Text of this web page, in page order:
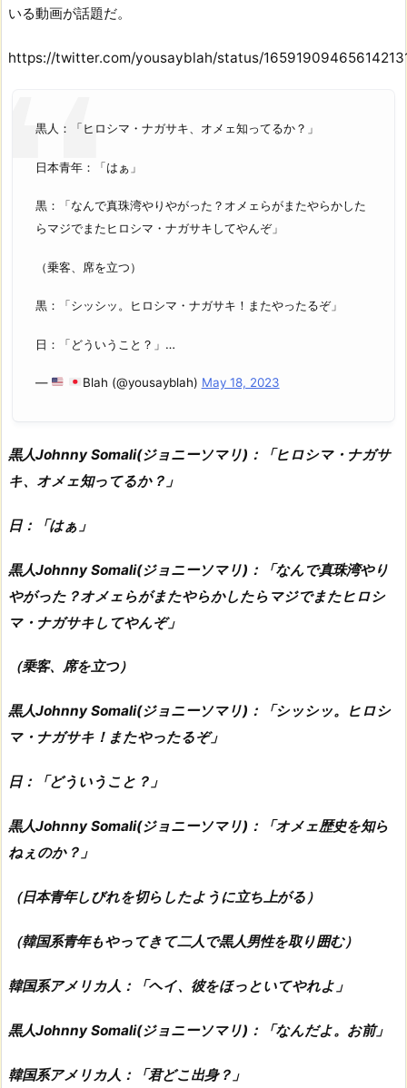
いる動画が話題だ。
https://twitter.com/yousayblah/status/
黒人：「ヒロシマ・ナガサキ、オメェ知ってるか？」
日本青年：「はぁ」
黒：「なんで真珠湾やりやがった？オメェらがまたやらかした
らマジでまたヒロシマ・ナガサキしてやんぞ」
（乗客、席を立つ）
黒：「シッシッ。ヒロシマ・ナガサキ！またやったるぞ」
日：「どういうこと？」…
— Blah (@yousayblah) May 18, 2023
黒人Johnny Somali(ジョニーソマリ)：「ヒロシマ・ナガサ
キ、オメェ知ってるか？」
日：「はぁ」
黒人Johnny Somali(ジョニーソマリ)：「なんで真珠湾やり
やがった？オメェらがまたやらかしたらマジでまたヒロシ
マ・ナガサキしてやんぞ」
（乗客、席を立つ）
黒人Johnny Somali(ジョニーソマリ)：「シッシッ。ヒロシ
マ・ナガサキ！またやったるぞ」
日：「どういうこと？」
黒人Johnny Somali(ジョニーソマリ)：「オメェ歴史を知ら
ねぇのか？」
（日本青年しびれを切らしたように立ち上がる）
（韓国系青年もやってきて二人で黒人男性を取り囲む）
韓国系アメリカ人：「ヘイ、彼をほっといてやれよ」
黒人Johnny Somali(ジョニーソマリ)：「なんだよ。お前」
韓国系アメリカ人：「君どこ出身？」